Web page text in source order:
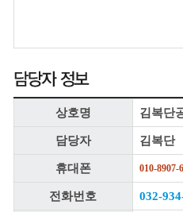
상호명 김복단
담당자 김복단
휴대폰 010-8907-
전화번호 032-